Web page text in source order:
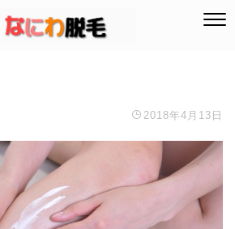
2018年4月13日